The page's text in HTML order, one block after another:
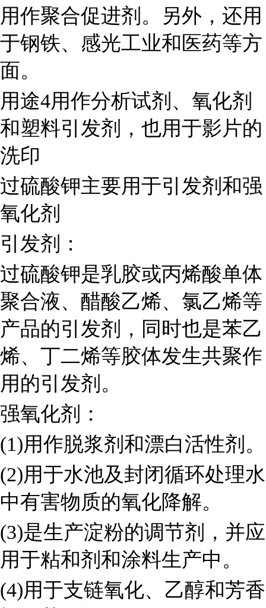
用作聚合促进剂。另外，还用
于钢铁、感光工业和医药等方
面。
用途4用作分析试剂、氧化剂
和塑料引发剂，也用于影片的
洗印
过硫酸钾主要用于引发剂和强
氧化剂
引发剂：
过硫酸钾是乳胶或丙烯酸单体
聚合液、醋酸乙烯、氯乙烯等
产品的引发剂，同时也是苯乙
烯、丁二烯等胶体发生共聚作
用的引发剂。
强氧化剂：
(1)用作脱浆剂和漂白活性剂。
(2)用于水池及封闭循环处理水
中有害物质的氧化降解。
(3)是生产淀粉的调节剂，并应
用于粘和剂和涂料生产中。
(4)用于支链氧化、乙醇和芳香